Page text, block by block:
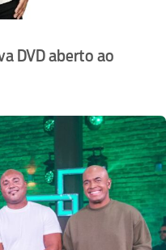
DVD aberto ao